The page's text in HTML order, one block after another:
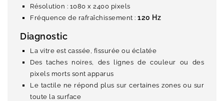
Résolution : 1080 x 2400 pixels
Fréquence de rafraîchissement : 120 Hz
Diagnostic
La vitre est cassée, fissurée ou éclatée
Des taches noires, des lignes de couleur ou des
pixels morts sont apparus
Le tactile ne répond plus sur certaines zones ou sur
toute la surface